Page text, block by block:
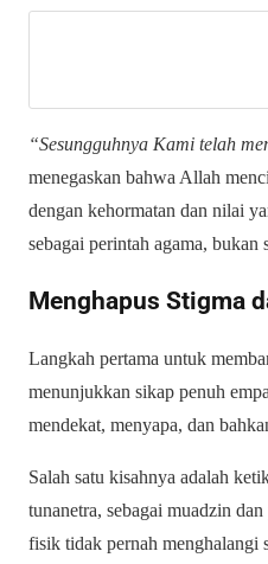
“Sesungguhnya Kami telah
menegaskan bahwa Allah
dengan kehormatan dan nilai
sebagai perintah agama, bukan
Menghapus Stigma
Langkah pertama untuk
menunjukkan sikap penuh
mendekat, menyapa, dan
Salah satu kisahnya adalah
tunanetra, sebagai muadzin
fisik tidak pernah menghalangi